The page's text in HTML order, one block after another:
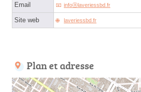
Email infoⓐlaveriessbd.fr
Site web laveriessbd.fr
Plan et adresse